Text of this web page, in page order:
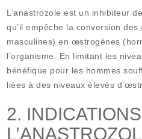
L’anastrozole est un inhibiteur
qu’il empêche la conversion
masculines) en œstrogènes
l’organisme. En limitant les
bénéfique pour les hommes
liées à des niveaux élevés
2.